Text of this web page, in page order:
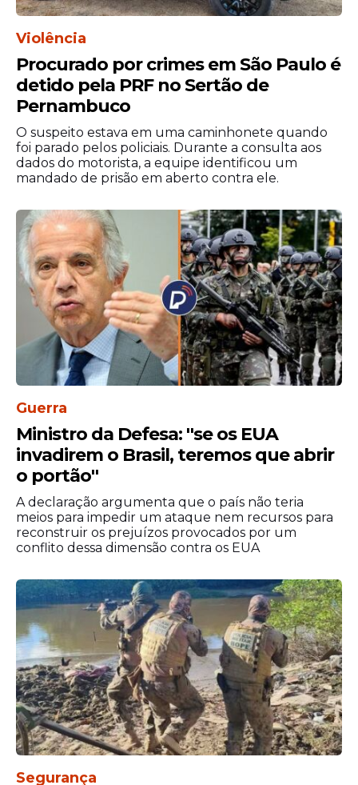
Violência
Procurado por crimes em São Paulo é
detido pela PRF no Sertão de
Pernambuco
O suspeito estava em uma caminhonete quando
foi parado pelos policiais. Durante a consulta aos
dados do motorista, a equipe identificou um
mandado de prisão em aberto contra ele.
Guerra
Ministro da Defesa: ''se os EUA
invadirem o Brasil, teremos que abrir
o portão''
A declaração argumenta que o país não teria
meios para impedir um ataque nem recursos para
reconstruir os prejuízos provocados por um
conflito dessa dimensão contra os EUA
Segurança